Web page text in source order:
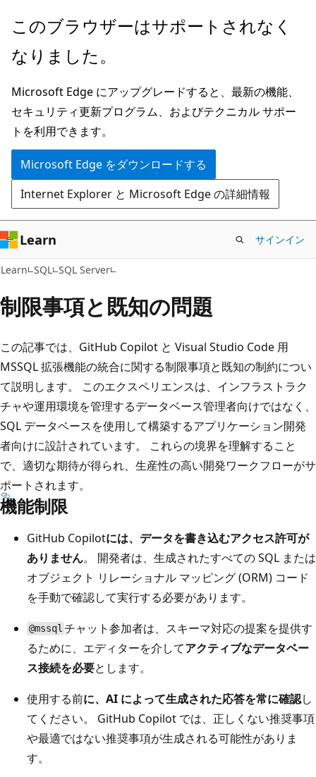
メ
ン
ン
テ
ン
ツ
に
ス
キ
ッ
プ
このブラウザーはサポートされなく
なりました。
Microsoft Edge にアップグレードすると、最新の機能、
セキュリティ更新プログラム、およびテクニカル サポー
トを利用できます。
Microsoft Edge をダウンロードする
Internet Explorer と Microsoft Edge の詳細情報
Learn サインイン
Learn SQL SQL Server
制限事項と既知の問題
この記事では、GitHub Copilot と Visual Studio Code 用
MSSQL 拡張機能の統合に関する制限事項と既知の制約につい
て説明します。 このエクスペリエンスは、インフラストラク
チャや運用環境を管理するデータベース管理者向けではなく、
SQL データベースを使用して構築するアプリケーション開発
者向けに設計されています。 これらの境界を理解すること
で、適切な期待が得られ、生産性の高い開発ワークフローがサ
ポートされます。
機能制限
GitHub Copilotには、データを書き込むアクセス許可が
ありません。 開発者は、生成されたすべての SQL または
オブジェクト リレーショナル マッピング (ORM) コード
を手動で確認して実行する必要があります。
@mssql チャット参加者は、スキーマ対応の提案を提供す
るために、エディターを介してアクティブなデータベー
ス接続を必要とします。
使用する前に、AI によって生成された応答を常に確認し
てください。 GitHub Copilot では、正しくない推奨事項
や最適ではない推奨事項が生成される可能性がありま
す。